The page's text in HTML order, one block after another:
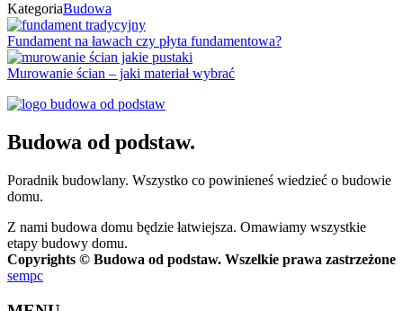
KategoriaBudowa
Fundament na ławach czy płyta fundamentowa?
Murowanie ścian – jaki materiał wybrać
Budowa od podstaw.
Poradnik budowlany. Wszystko co powinieneś wiedzieć o budowie
domu.
Z nami budowa domu będzie łatwiejsza. Omawiamy wszystkie
etapy budowy domu.
Copyrights © Budowa od podstaw. Wszelkie prawa zastrzeżone
sempc